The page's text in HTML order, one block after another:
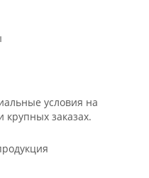
условия на
крупных заказах.